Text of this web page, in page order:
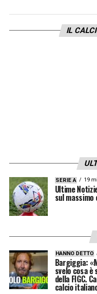
IL
SERIE A 19
Ultime
sul
HANNO DETTO
Bargiggia:
svelo cosa
della FIGC.
calcio